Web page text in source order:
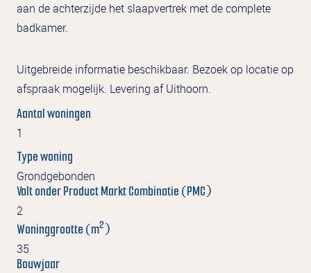
aan de achterzijde het slaapvertrek met de complete
badkamer.
Uitgebreide informatie beschikbaar. Bezoek op locatie op
afspraak mogelijk. Levering af Uithoorn.
Aantal woningen
1
Type woning
Grondgebonden
Valt onder Product Markt Combinatie (PMC)
2
Woninggrootte (m2)
35
Bouwjaar